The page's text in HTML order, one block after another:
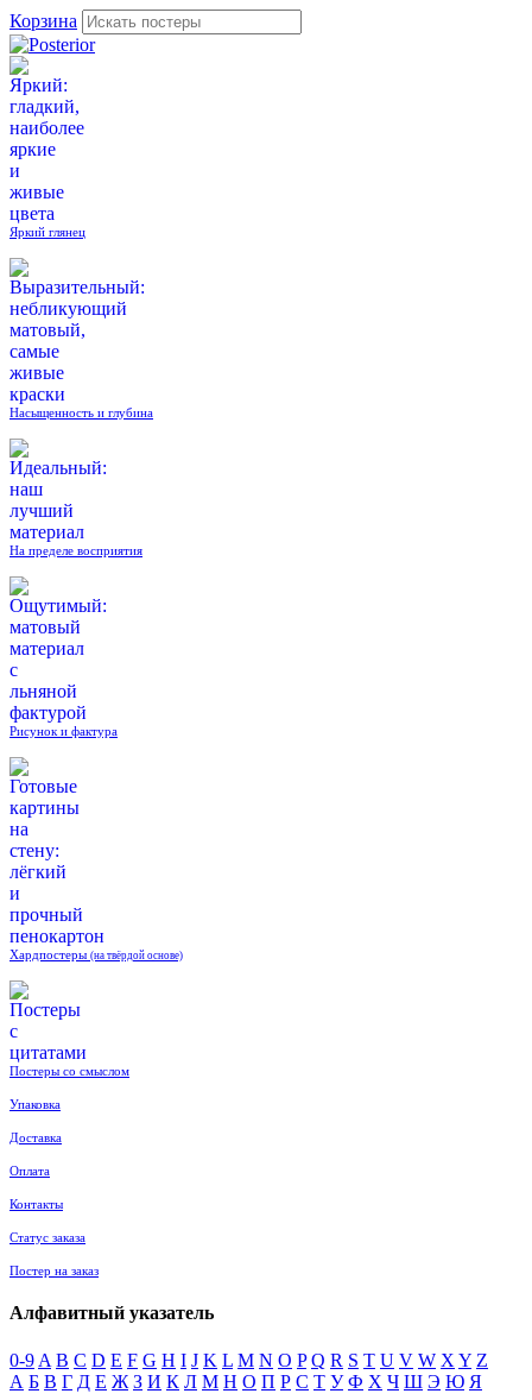
Корзина
Яркий глянец
Насыщенность и глубина
На пределе восприятия
Рисунок и фактура
Хардпостеры (на твёрдой основе)
Постеры со смыслом
Упаковка
Доставка
Оплата
Контакты
Статус заказа
Постер на заказ
Алфавитный указатель
0-9 A B C D E F G H I J K L M N O P Q R S T U V W X Y Z
А Б В Г Д Е Ж З И К Л М Н О П Р С Т У Ф Х Ч Ш Э Ю Я